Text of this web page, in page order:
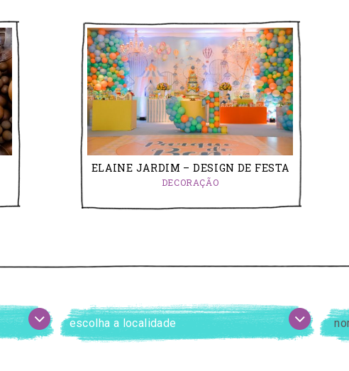
ELAINE JARDIM – DESIGN DE FESTA
DECORAÇÃO
escolha
a
o